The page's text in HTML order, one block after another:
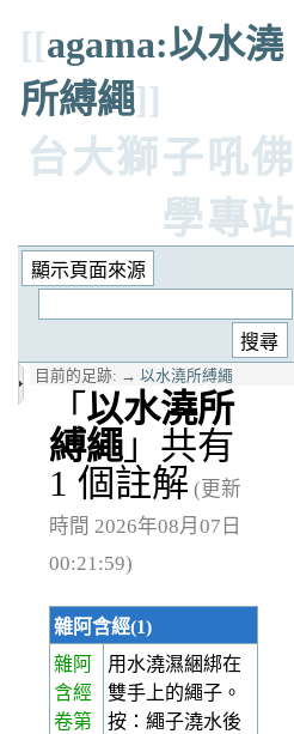
[[agama:以水澆
所縛繩]]
台大獅子吼佛
學專站
目前的足跡: → 以水澆所縛繩
「 以水澆所
縛繩 」共有
1 個註解 (更新
時間 2026年08月07日
00:21:59)
雜阿含經(1)
雜阿
含經
卷第
用水澆濕綑綁在
雙手上的繩子。
按：繩子澆水後